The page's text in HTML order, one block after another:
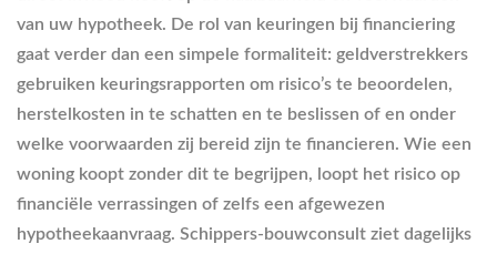
van uw hypotheek. De rol van keuringen bij financiering
gaat verder dan een simpele formaliteit: geldverstrekkers
gebruiken keuringsrapporten om risico’s te beoordelen,
herstelkosten in te schatten en te beslissen of en onder
welke voorwaarden zij bereid zijn te financieren. Wie een
woning koopt zonder dit te begrijpen, loopt het risico op
financiële verrassingen of zelfs een afgewezen
hypotheekaanvraag. Schippers-bouwconsult ziet dagelijks